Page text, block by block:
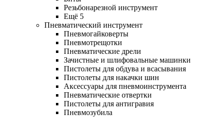
Резьбонарезной инструмент
Ещё 5
Пневматический инструмент
Пневмогайковерты
Пневмотрещотки
Пневматические дрели
Зачистные и шлифовальные машинки
Пистолеты для обдува и всасывания
Пистолеты для накачки шин
Аксессуары для пневмоинструмента
Пневматические отвертки
Пистолеты для антигравия
Пневмозубила